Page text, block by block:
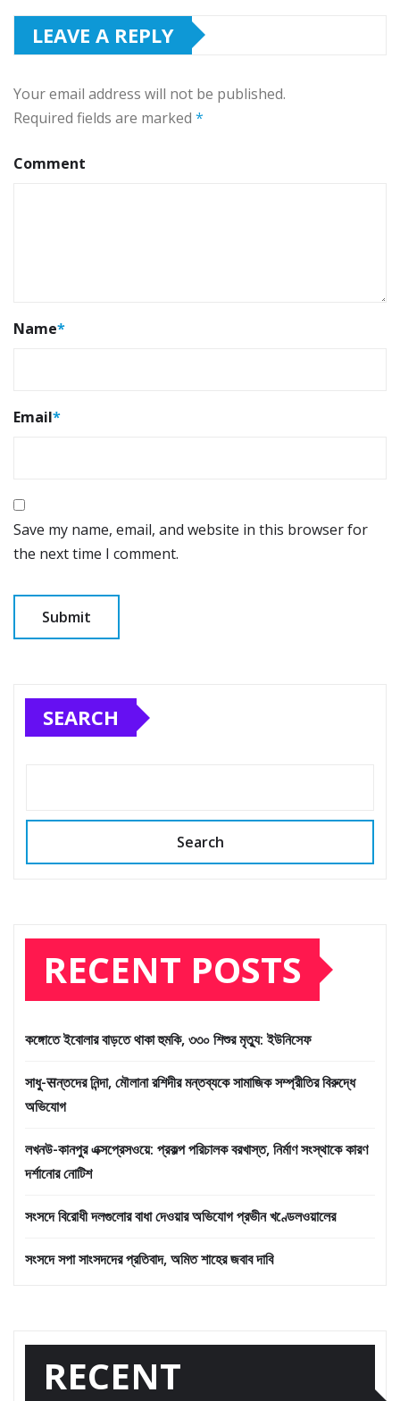
LEAVE A REPLY
Your email address will not be published.
Required fields are marked *
Comment
Name*
Email*
Save my name, email, and website in this browser for
the next time I comment.
SEARCH
Search
RECENT POSTS
কঙ্গোতে ইবোলার বাড়তে থাকা হুমকি, ৩৩০ শিশুর মৃত্যু: ইউনিসেফ
সাধু-सন্তদের নিন্দা, মৌলানা রশিদীর মন্তব্যকে সামাজিক সম্প্রীতির বিরুদ্ধে
অভিযোগ
লখনউ-কানপুর এক্সপ্রেসওয়ে: প্রকল্প পরিচালক বরখাস্ত, নির্মাণ সংস্থাকে কারণ
দর্শানোর নোটিশ
সংসদে বিরোধী দলগুলোর বাধা দেওয়ার অভিযোগ প্রভীন খণ্ডেলওয়ালের
সংসদে সপা সাংসদদের প্রতিবাদ, অমিত শাহের জবাব দাবি
RECENT